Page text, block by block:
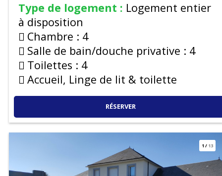
Type de logement : Logement entier
à disposition
Chambre : 4
Salle de bain/douche privative : 4
Toilettes : 4
Accueil, Linge de lit & toilette
RÉSERVER
1/ 13